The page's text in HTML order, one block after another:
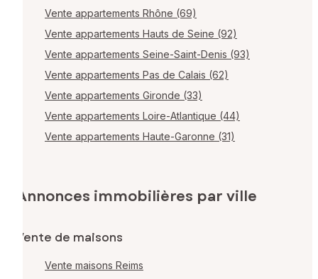
Vente appartements Rhône (69)
Vente appartements Hauts de Seine (92)
Vente appartements Seine-Saint-Denis (93)
Vente appartements Pas de Calais (62)
Vente appartements Gironde (33)
Vente appartements Loire-Atlantique (44)
Vente appartements Haute-Garonne (31)
Annonces immobilières par ville
Vente de maisons
Vente maisons Reims